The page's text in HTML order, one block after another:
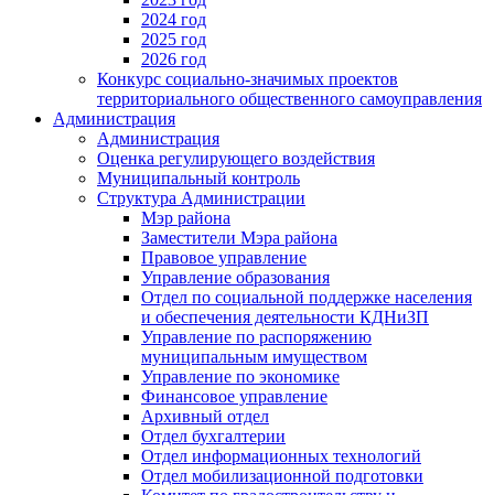
2024 год
2025 год
2026 год
Конкурс социально-значимых проектов
территориального общественного самоуправления
Администрация
Администрация
Оценка регулирующего воздействия
Муниципальный контроль
Структура Администрации
Мэр района
Заместители Мэра района
Правовое управление
Управление образования
Отдел по социальной поддержке населения
и обеспечения деятельности КДНиЗП
Управление по распоряжению
муниципальным имуществом
Управление по экономике
Финансовое управление
Архивный отдел
Отдел бухгалтерии
Отдел информационных технологий
Отдел мобилизационной подготовки